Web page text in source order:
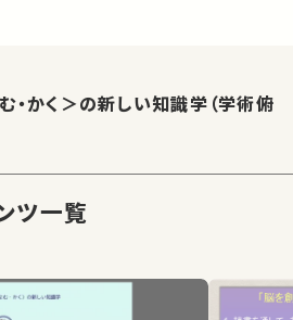
・かく＞の新しい知識学（学術俯
ツ一覧